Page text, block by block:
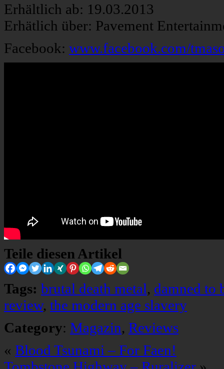
Erhältlich ab: 19.03.2013
Erhätlich über: Pavement
Facebook: www.facebook.com/
Teile diesen Artikel
Tags: brutal death metal, damned to
review, the modern age slavery
Category: Magazin, Reviews
« Blood Tsunami – For Faen!